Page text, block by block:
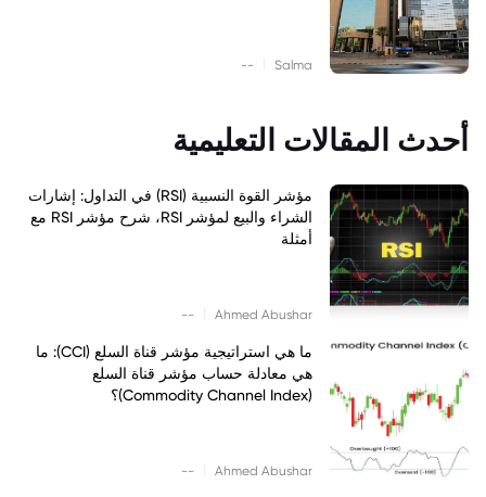
Salma
--
أحدث المقالات التعليمية
مؤشر القوة النسبية (RSI) في التداول: إشارات
الشراء والبيع لمؤشر RSI، شرح مؤشر RSI مع
أمثلة
Ahmed Abushar
--
ما هي استراتيجية مؤشر قناة السلع (CCI): ما
هي معادلة حساب مؤشر قناة السلع
(Commodity Channel Index)؟
Ahmed Abushar
--